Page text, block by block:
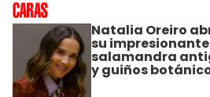
Natalia Oreiro
su
salamandra
y guiños